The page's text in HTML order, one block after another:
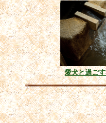
愛犬と過ご